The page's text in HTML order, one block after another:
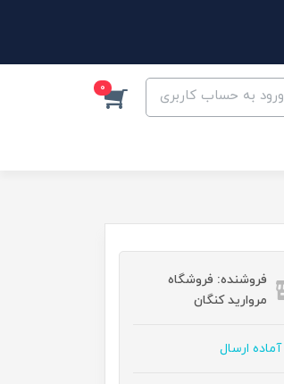
ورود به حساب کاربری 0
فروشنده: فروشگاه
مروارید کنگان
آماده ارسال